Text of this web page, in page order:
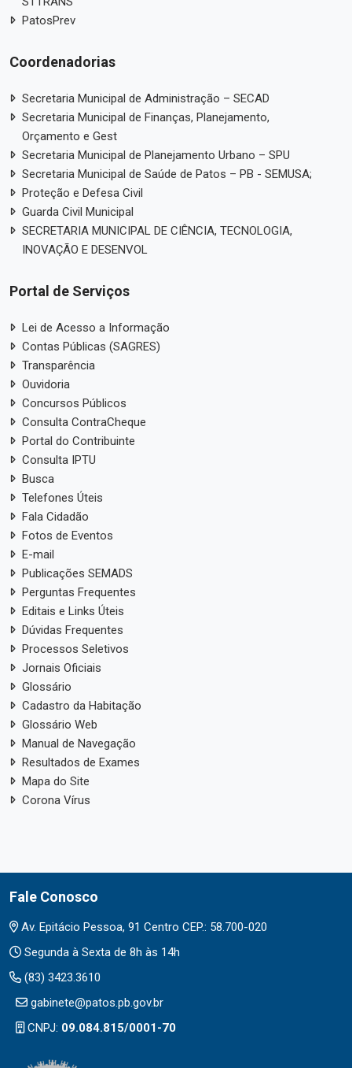
PatosPrev
Coordenadorias
Secretaria Municipal de Administração – SECAD
Secretaria Municipal de Finanças, Planejamento,
Orçamento e Gest
Secretaria Municipal de Planejamento Urbano – SPU
Secretaria Municipal de Saúde de Patos – PB - SEMUSA;
Proteção e Defesa Civil
Guarda Civil Municipal
SECRETARIA MUNICIPAL DE CIÊNCIA, TECNOLOGIA,
INOVAÇÃO E DESENVOL
Portal de Serviços
Lei de Acesso a Informação
Contas Públicas (SAGRES)
Transparência
Ouvidoria
Concursos Públicos
Consulta ContraCheque
Portal do Contribuinte
Consulta IPTU
Busca
Telefones Úteis
Fala Cidadão
Fotos de Eventos
E-mail
Publicações SEMADS
Perguntas Frequentes
Editais e Links Úteis
Dúvidas Frequentes
Processos Seletivos
Jornais Oficiais
Glossário
Cadastro da Habitação
Glossário Web
Manual de Navegação
Resultados de Exames
Mapa do Site
Corona Vírus
Fale Conosco
Av. Epitácio Pessoa, 91 Centro CEP.: 58.700-020
Segunda à Sexta de 8h às 14h
(83) 3423.3610
gabinete@patos.pb.gov.br
CNPJ: 09.084.815/0001-70